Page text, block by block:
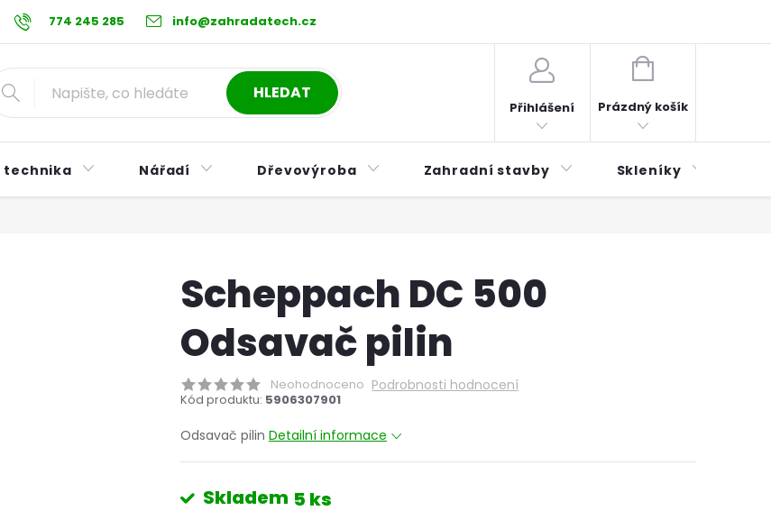
774 245 285 info@zahradatech.cz
údajů Reklamační řád Postup při nákupu na splátky ESSOX
HLEDAT
Přihlášení
NÁKUPNÍ
Prázdný košík
technika Nářadí Dřevovýroba Zahradní stavby Skleníky
Scheppach DC 500
Odsavač pilin
Neohodnoceno Podrobnosti hodnocení
Kód produktu: 5906307901
Odsavač pilin Detailní informace
Skladem 5 ks